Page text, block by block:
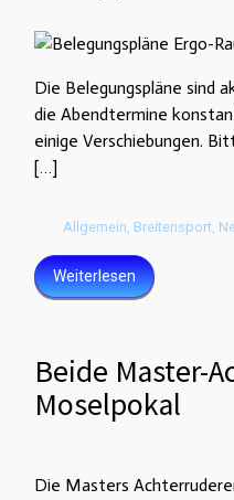
Die Belegungspläne sind
die Abendtermine
einige Verschiebungen.
[…]
Allgemein, Breitensport,
Weiterlesen
Beide Master-
Moselpokal
Die Masters